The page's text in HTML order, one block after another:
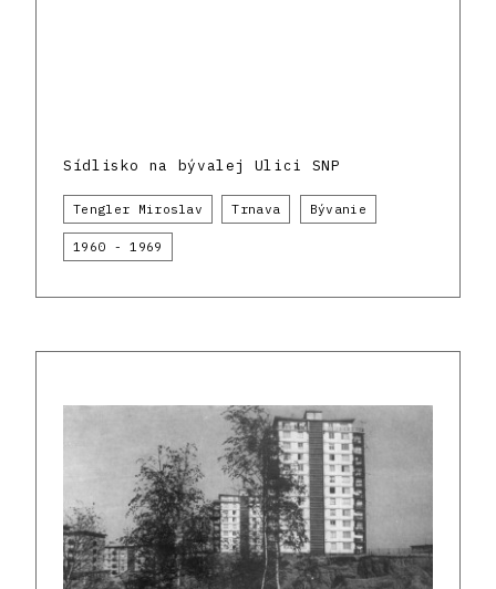
Sídlisko na bývalej Ulici SNP
Tengler Miroslav Trnava Bývanie
1960 - 1969